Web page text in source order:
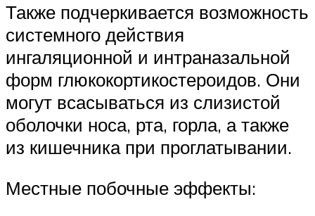
Также подчеркивается возможность
системного действия
ингаляционной и интраназальной
форм глюкокортикостероидов. Они
могут всасываться из слизистой
оболочки носа, рта, горла, а также
из кишечника при проглатывании.
Местные побочные эффекты: